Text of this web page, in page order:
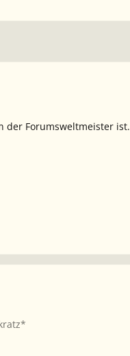
der Forumsweltmeister ist.